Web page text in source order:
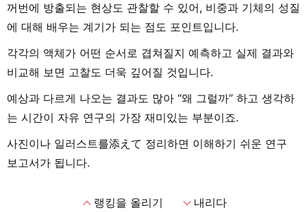
꺼번에 방출되는 현상도 관찰할 수 있어, 비중과 기체의 성질
에 대해 배우는 계기가 되는 점도 포인트입니다.
각각의 액체가 어떤 순서로 겹쳐질지 예측하고 실제 결과와
비교해 보면 고찰도 더욱 깊어질 것입니다.
예상과 다르게 나오는 결과도 많아 “왜 그럴까” 하고 생각하
는 시간이 자유 연구의 가장 재미있는 부분이죠.
사진이나 일러스트를添えて 정리하면 이해하기 쉬운 연구
보고서가 됩니다.
expand_less랭킹을 올리기 expand_more내리다